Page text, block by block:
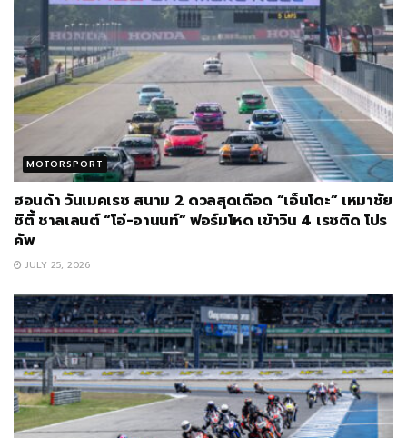
MOTORSPORT
ฮอนด้า วันเมคเรซ สนาม 2 ดวลสุดเดือด “เอ็นโดะ” เหมาชัย
ซิตี้ ชาลเลนต์ “โอ๋-อานนท์” ฟอร์มโหด เข้าวิน 4 เรซติด โปร
คัพ
JULY 25, 2026